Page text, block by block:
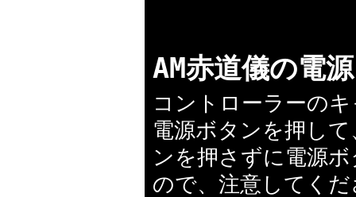
AM赤道儀の電
コントローラーの
電源ボタンを押し
ンを押さずに電源
ので、注意してく